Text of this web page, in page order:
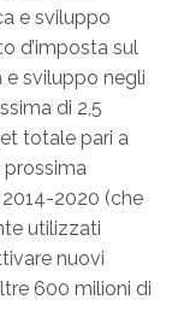
e sviluppo
d’imposta sul
e sviluppo negli
di 2,5
totale pari a
prossima
2020 (che
utilizzati
nuovi
600 milioni di